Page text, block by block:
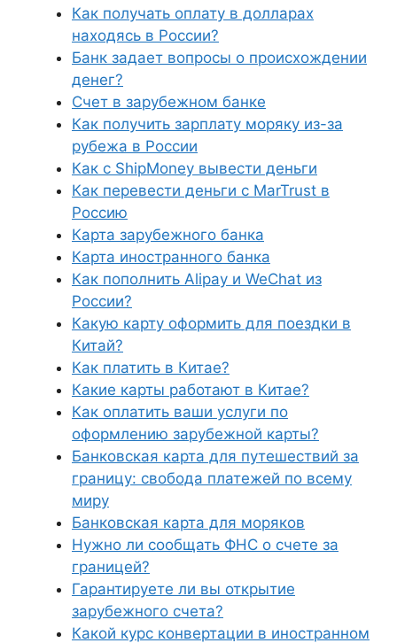
Как получать оплату в долларах
находясь в России?
Банк задает вопросы о происхождении
денег?
Счет в зарубежном банке
Как получить зарплату моряку из-за
рубежа в России
Как с ShipMoney вывести деньги
Как перевести деньги с MarTrust в
Россию
Карта зарубежного банка
Карта иностранного банка
Как пополнить Alipay и WeChat из
России?
Какую карту оформить для поездки в
Китай?
Как платить в Китае?
Какие карты работают в Китае?
Как оплатить ваши услуги по
оформлению зарубежной карты?
Банковская карта для путешествий за
границу: свобода платежей по всему
миру
Банковская карта для моряков
Нужно ли сообщать ФНС о счете за
границей?
Гарантируете ли вы открытие
зарубежного счета?
Какой курс конвертации в иностранном